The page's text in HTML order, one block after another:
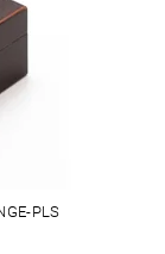
PLS